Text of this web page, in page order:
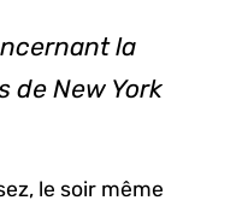
la
de New York
le soir même